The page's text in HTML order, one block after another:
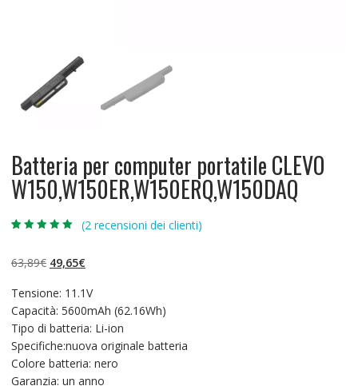
Batteria per computer portatile CLEVO
W150,W150ER,W150ERQ,W150DAQ
base di
recensioni
(2 recensioni dei clienti)
63,89€ Il
originale
era:
63,89€.
49,65€Il
attuale
è:
49,65€.
Tensione: 11.1V
Capacità: 5600mAh (62.16Wh)
Tipo di batteria: Li-ion
Specifiche:nuova originale batteria
Colore batteria: nero
Garanzia: un anno